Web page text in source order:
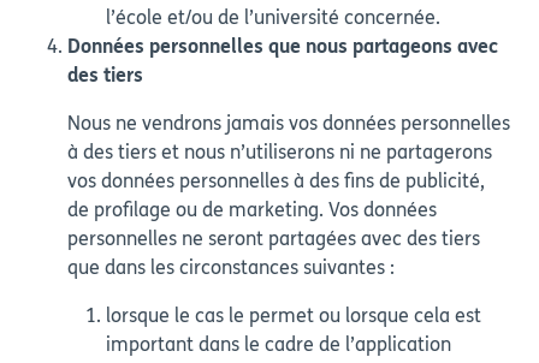
l’école et/ou de l’université concernée.
Données personnelles que nous partageons avec
des tiers
Nous ne vendrons jamais vos données personnelles
à des tiers et nous n’utiliserons ni ne partagerons
vos données personnelles à des fins de publicité,
de profilage ou de marketing. Vos données
personnelles ne seront partagées avec des tiers
que dans les circonstances suivantes :
lorsque le cas le permet ou lorsque cela est
important dans le cadre de l’application